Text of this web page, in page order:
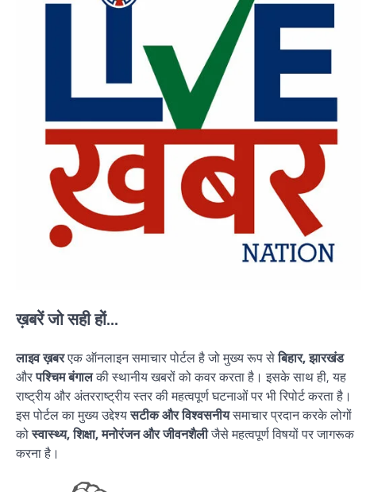
ख़बरें जो सही हों...
लाइव ख़बरएक ऑनलाइन समाचार पोर्टल है जो मुख्य रूप सेबिहार, झारखंड
औरपश्चिम बंगालकी स्थानीय खबरों को कवर करता है। इसके साथ ही, यह
राष्ट्रीय और अंतरराष्ट्रीय स्तर की महत्वपूर्ण घटनाओं पर भी रिपोर्ट करता है।
इस पोर्टल का मुख्य उद्देश्यसटीक और विश्वसनीयसमाचार प्रदान करके लोगों
कोस्वास्थ्य, शिक्षा, मनोरंजन और जीवनशैलीजैसे महत्वपूर्ण विषयों पर जागरूक
करना है।